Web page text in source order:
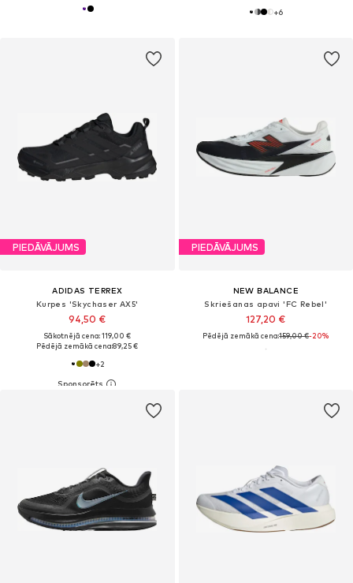
+6
PIEDĀVĀJUMS
ADIDAS TERREX
Kurpes 'Skychaser AX5'
94,50 €
Sākotnējā cena: 119,00 €
Pēdējā zemākā cena:89,25 €
+2
PIEDĀVĀJUMS
NEW BALANCE
Skriešanas apavi 'FC Rebel'
127,20 €
Pēdējā zemākā cena:159,00 €-20%